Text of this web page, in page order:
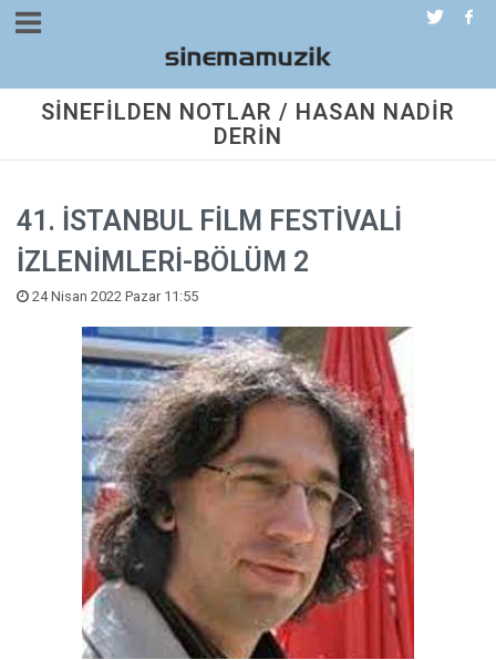
SİNEFİLDEN NOTLAR / HASAN NADİR
DERİN
41. İSTANBUL FİLM FESTİVALİ
İZLENİMLERİ-BÖLÜM 2
24 Nisan 2022 Pazar 11:55